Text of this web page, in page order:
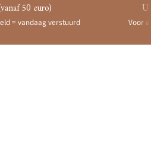
50 euro)
= vandaag verstuurd Voor